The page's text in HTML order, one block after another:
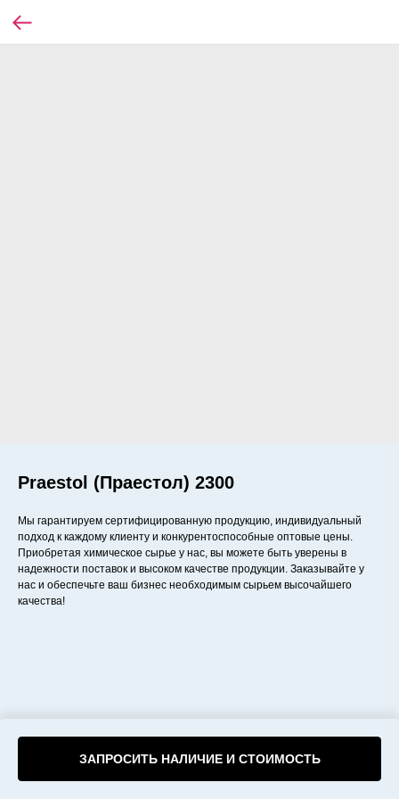
Praestol (Праестол) 2300
ЗАПРОСИТЬ НАЛИЧИЕ И СТОИМОСТЬ
Мы гарантируем сертифицированную продукцию, индивидуальный
подход к каждому клиенту и конкурентоспособные оптовые цены.
Приобретая химическое сырье у нас, вы можете быть уверены в
надежности поставок и высоком качестве продукции. Заказывайте у
нас и обеспечьте ваш бизнес необходимым сырьем высочайшего
качества!